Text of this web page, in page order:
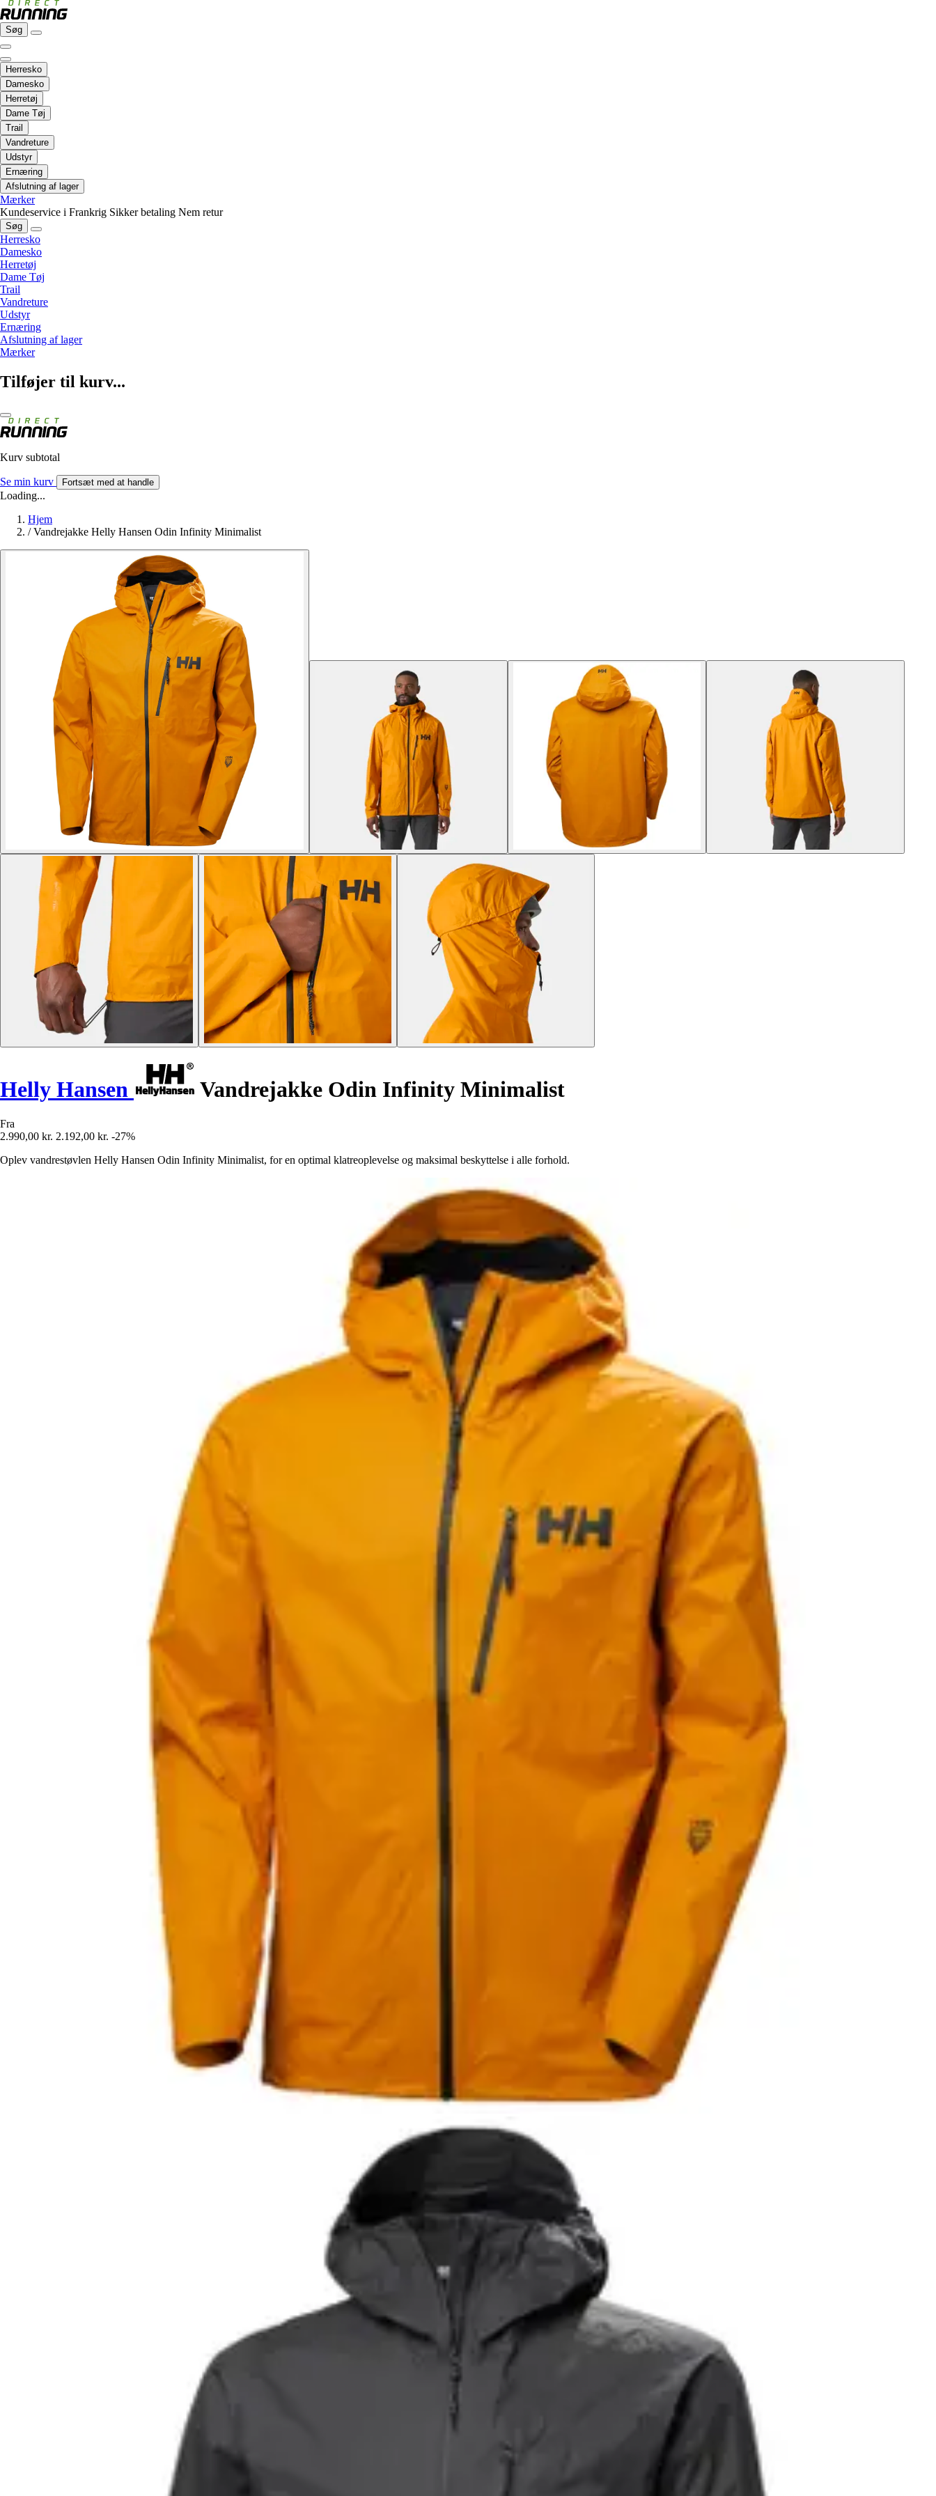
Søg
Herresko
Damesko
Herretøj
Dame Tøj
Trail
Vandreture
Udstyr
Ernæring
Afslutning af lager
Mærker
Kundeservice i Frankrig Sikker betaling Nem retur
Søg
Herresko
Damesko
Herretøj
Dame Tøj
Trail
Vandreture
Udstyr
Ernæring
Afslutning af lager
Mærker
Tilføjer til kurv...
Kurv subtotal
Se min kurv Fortsæt med at handle
Loading...
Hjem
/ Vandrejakke Helly Hansen Odin Infinity Minimalist
Helly Hansen Vandrejakke Odin Infinity Minimalist
Fra
2.990,00 kr. 2.192,00 kr. -27%
Oplev vandrestøvlen Helly Hansen Odin Infinity Minimalist, for en optimal klatreoplevelse og maksimal beskyttelse i alle forhold.